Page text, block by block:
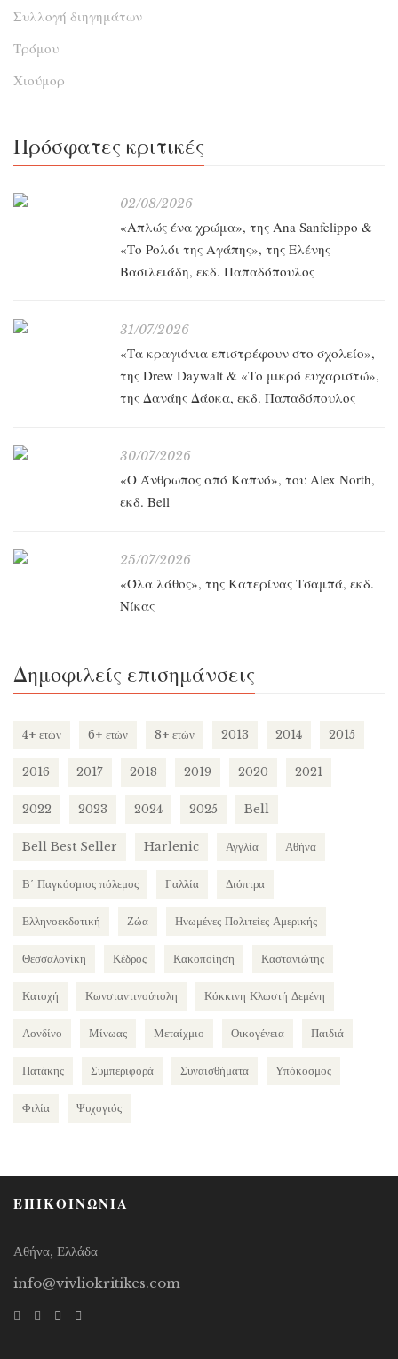
Συλλογή διηγημάτων
Τρόμου
Χιούμορ
Πρόσφατες κριτικές
02/08/2026
«Απλώς ένα χρώμα», της Ana Sanfelippo &
«Το Ρολόι της Αγάπης», της Ελένης
Βασιλειάδη, εκδ. Παπαδόπουλος
31/07/2026
«Τα κραγιόνια επιστρέφουν στο σχολείο»,
της Drew Daywalt & «Το μικρό ευχαριστώ»,
της Δανάης Δάσκα, εκδ. Παπαδόπουλος
30/07/2026
«O Άνθρωπος από Καπνό», του Alex North,
εκδ. Bell
25/07/2026
«Όλα λάθος», της Κατερίνας Τσαμπά, εκδ.
Νίκας
Δημοφιλείς επισημάνσεις
4+ ετών 6+ ετών 8+ ετών 2013 2014 2015
2016 2017 2018 2019 2020 2021
2022 2023 2024 2025 Bell
Bell Best Seller Harlenic Αγγλία Αθήνα
Β΄ Παγκόσμιος πόλεμος Γαλλία Διόπτρα
Ελληνοεκδοτική Ζώα Ηνωμένες Πολιτείες Αμερικής
Θεσσαλονίκη Κέδρος Κακοποίηση Καστανιώτης
Κατοχή Κωνσταντινούπολη Κόκκινη Κλωστή Δεμένη
Λονδίνο Μίνωας Μεταίχμιο Οικογένεια Παιδιά
Πατάκης Συμπεριφορά Συναισθήματα Υπόκοσμος
Φιλία Ψυχογιός
ΕΠΙΚΟΙΝΩΝΙΑ
Αθήνα, Ελλάδα
info@vivliokritikes.com